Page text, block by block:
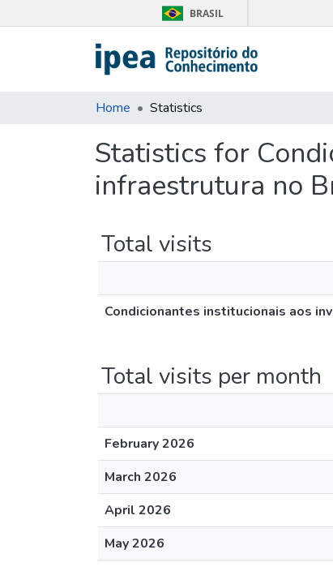
BRASIL
Home Statistics
Statistics for
infraestrutura no
Total visits
Condicionantes institucionais aos
Total visits per month
February 2026
March 2026
April 2026
May 2026